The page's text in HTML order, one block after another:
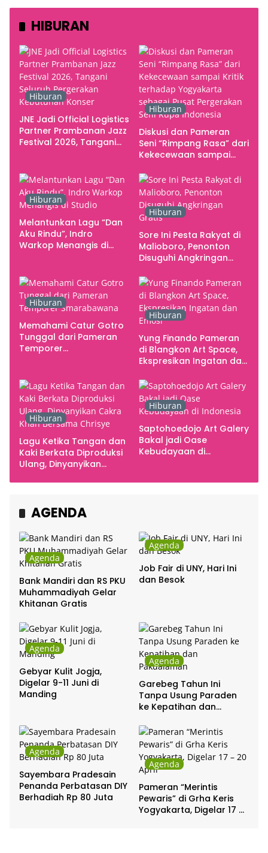
HIBURAN
Hiburan
JNE Jadi Official Logistics
Partner Prambanan Jazz
Festival 2026, Tangani
Hiburan
Diskusi dan Pameran
Seni “Rimpang Rasa” dari
Kekecewaan sampai
Yogyakarta sebagai
Pusat Pergerakan Seni
Rupa Indonesia
Hiburan
Melantunkan Lagu “Dan
Aku Rindu”, Indro
Warkop Menangis di
Hiburan
Sore Ini Pesta Rakyat di
Malioboro, Penonton
Disuguhi Angkringan
Hiburan
Memahami Catur Gotro
Tunggal dari Pameran
Temporer
Hiburan
Yung Finando Pameran
di Blangkon Art Space,
Ekspresikan Ingatan dan
Hiburan
Lagu Ketika Tangan dan
Kaki Berkata Diproduksi
Ulang, Dinyanyikan
Hiburan
Saptohoedojo Art Galery
Bakal jadi Oase
Kebudayaan di
AGENDA
Agenda
Bank Mandiri dan RS PKU
Muhammadiyah Gelar
Khitanan Gratis
Agenda
Job Fair di UNY, Hari Ini
dan Besok
Agenda
Gebyar Kulit Jogja,
Digelar 9-11 Juni di
Manding
Agenda
Garebeg Tahun Ini
Tanpa Usung Paraden
ke Kepatihan dan
Agenda
Sayembara Pradesain
Penanda Perbatasan DIY
Berhadiah Rp 80 Juta
Agenda
Pameran “Merintis
Pewaris” di Grha Keris
Yogyakarta, Digelar 17 –